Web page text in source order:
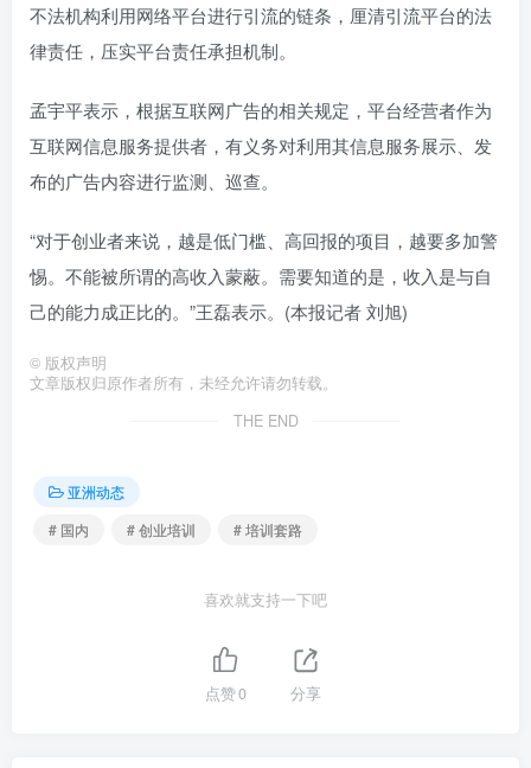
不法机构利用网络平台进行引流的链条，厘清引流平台的法
律责任，压实平台责任承担机制。
孟宇平表示，根据互联网广告的相关规定，平台经营者作为
互联网信息服务提供者，有义务对利用其信息服务展示、发
布的广告内容进行监测、巡查。
“对于创业者来说，越是低门槛、高回报的项目，越要多加警
惕。不能被所谓的高收入蒙蔽。需要知道的是，收入是与自
己的能力成正比的。”王磊表示。(本报记者 刘旭)
© 版权声明
文章版权归原作者所有，未经允许请勿转载。
THE END
亚洲动态
# 国内
# 创业培训 # 培训套路
喜欢就支持一下吧
点赞0 分享